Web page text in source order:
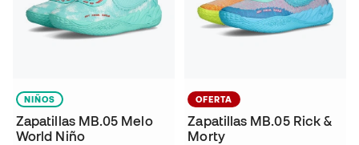
NIÑOS
Zapatillas MB.05 Melo
World Niño
OFERTA
Zapatillas MB.05 Rick &
Morty